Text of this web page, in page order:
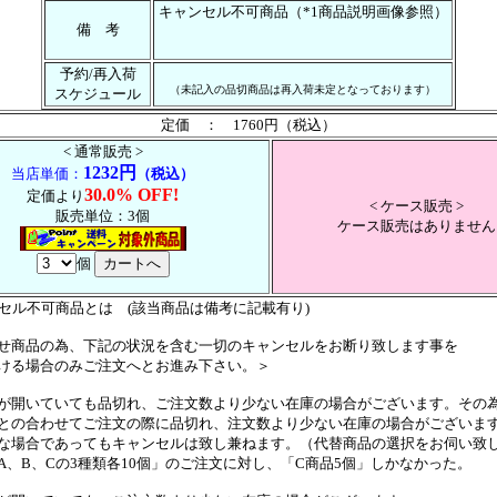
備 考
キャンセル不可商品（*1商品説明画像参照）
予約/再入荷
スケジュール
（未記入の品切商品は再入荷未定となっております）
定価 ： 1760円（税込）
< 通常販売 >
当店単価： 1232円
（税込）
定価より 30.0% OFF!
販売単位：3個
個
< ケース販売 >
ケース販売はありません
ル不可商品とは (該当商品は備考に記載有り)
商品の為、下記の状況を含む一切のキャンセルをお断り致します事を
る場合のみご注文へとお進み下さい。＞
開いていても品切れ、ご注文数より少ない在庫の場合がございます。その
合わせてご注文の際に品切れ、注文数より少ない在庫の場合がございます
合であってもキャンセルは致し兼ねます。（代替商品の選択をお伺い致し
B、Cの3種類各10個」のご注文に対し、「C商品5個」しかなかった。